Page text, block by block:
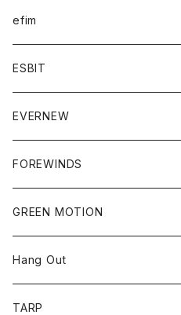
efim
ESBIT
EVERNEW
FOREWINDS
GREEN MOTION
Hang Out
TARP